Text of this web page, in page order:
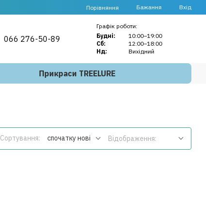
Порівняння Бажання Вхід
066 276-50-89
Графік роботи:
Будні:
10:00–19:00
Сб:
12:00–18:00
Нд:
Вихідний
Прикраси TREELURE
Сортування: спочатку нові Відображення: